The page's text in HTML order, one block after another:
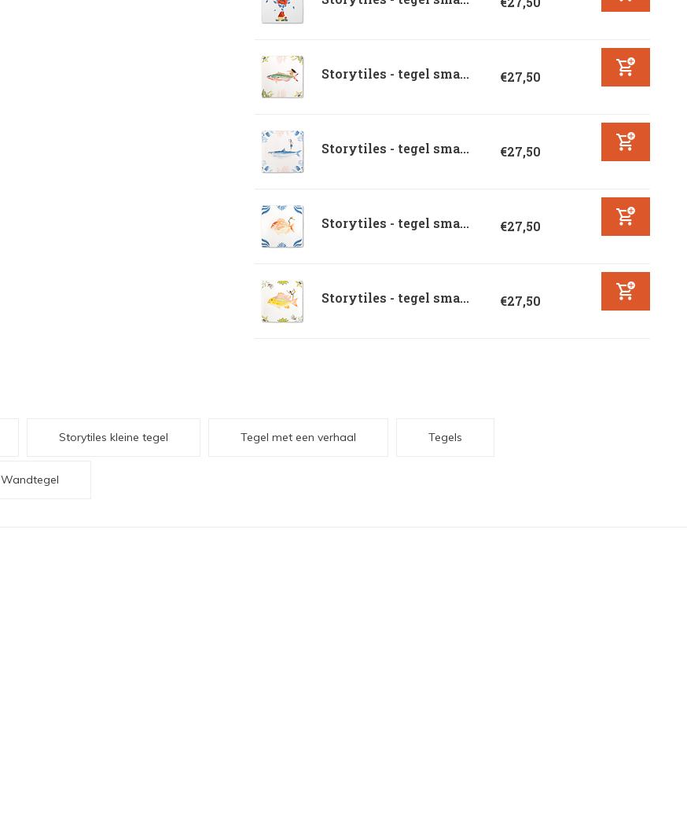
Storytiles - tegel sma... €27,50
Storytiles - tegel sma... €27,50
Storytiles - tegel sma... €27,50
Storytiles - tegel sma... €27,50
Storytiles kleine tegel Tegel met een verhaal Tegels
Wandtegel